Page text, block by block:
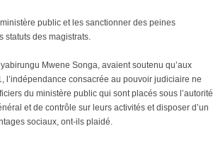
public et les sanctionner des peines
statuts des magistrats.
Mwene Songa, avaient soutenu qu’aux
l’indépendance consacrée au pouvoir judiciaire ne
du ministère public qui sont placés sous l’autorité
et de contrôle sur leurs activités et disposer d’un
sociaux, ont-ils plaidé.